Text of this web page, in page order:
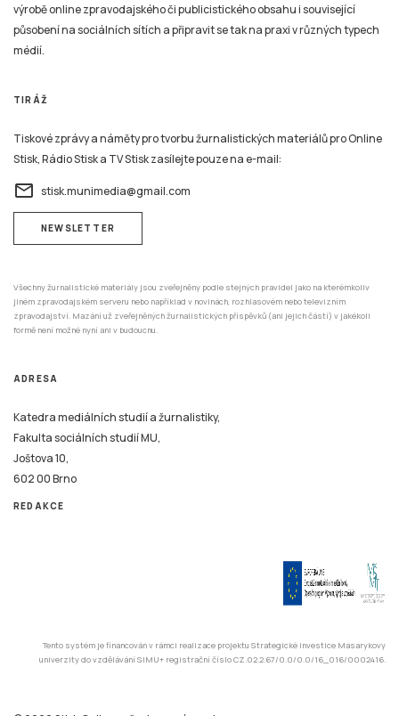
výrobě online zpravodajského či publicistického obsahu i související
působení na sociálních sítích a připravit se tak na praxi v různých typech
médií.
TIRÁŽ
Tiskové zprávy a náměty pro tvorbu žurnalistických materiálů pro Online
Stisk, Rádio Stisk a TV Stisk zasílejte pouze na e-mail:
email stisk.munimedia@gmail.com
NEWSLETTER
Všechny žurnalistické materiály jsou zveřejněny podle stejných pravidel jako na kterémkoliv
jiném zpravodajském serveru nebo například v novinách, rozhlasovém nebo televizním
zpravodajství. Mazání už zveřejněných žurnalistických příspěvků (ani jejich částí) v jakékoli
formě není možné nyní ani v budoucnu.
ADRESA
Katedra mediálních studií a žurnalistiky,
Fakulta sociálních studií MU,
Joštova 10,
602 00 Brno
REDAKCE
Tento systém je financován v rámci realizace projektu Strategické investice Masarykovy
univerzity do vzdělávání SIMU+ registrační číslo CZ.02.2.67/0.0/0.0/16_016/0002416.